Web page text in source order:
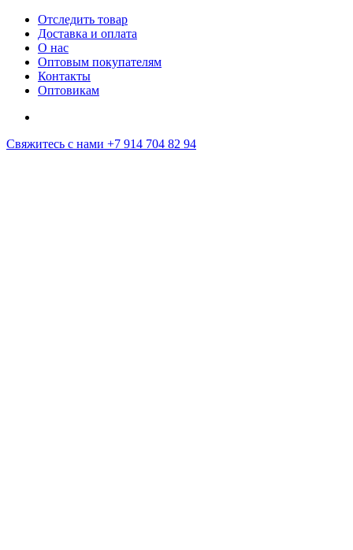
Отследить товар
Доставка и оплата
О нас
Оптовым покупателям
Контакты
Оптовикам
Свяжитесь с нами +7 914 704 82 94